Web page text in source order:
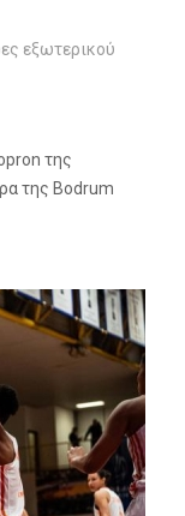
εξωτερικού
της
της Bodrum